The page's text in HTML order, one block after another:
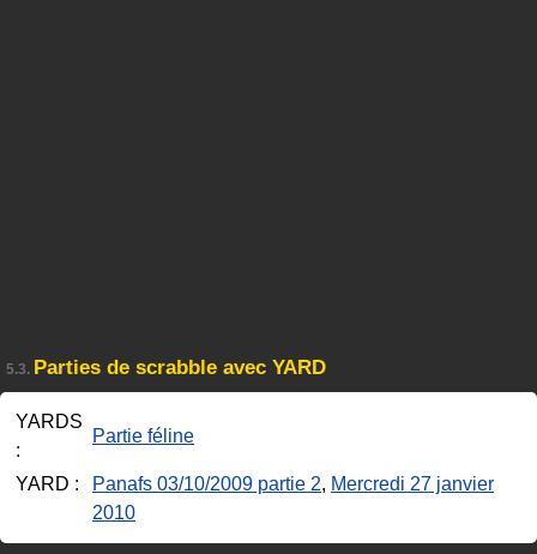
5.3. Parties de scrabble avec YARD
YARDS
:
Partie féline
YARD : Panafs 03/10/2009 partie 2, Mercredi 27 janvier
2010